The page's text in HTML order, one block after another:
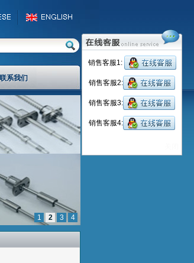
联系我们
1 2 3 4
销售客服1:
销售客服2:
销售客服3:
销售客服4: